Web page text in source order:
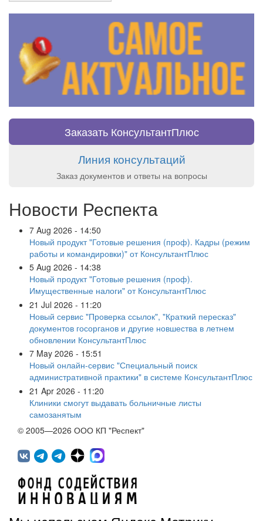
Заказать КонсультантПлюс
Линия консультаций
Заказ документов и ответы на вопросы
Новости Респекта
7 Aug 2026 - 14:50
Новый продукт "Готовые решения (проф). Кадры (режим
работы и командировки)" от КонсультантПлюс
5 Aug 2026 - 14:38
Новый продукт "Готовые решения (проф).
Имущественные налоги" от КонсультантПлюс
21 Jul 2026 - 11:20
Новый сервис "Проверка ссылок", "Краткий пересказ"
документов госорганов и другие новшества в летнем
обновлении КонсультантПлюс
7 May 2026 - 15:51
Новый онлайн-сервис "Специальный поиск
административной практики" в системе КонсультантПлюс
21 Apr 2026 - 11:20
Клиники смогут выдавать больничные листы
самозанятым
© 2005—2026 ООО КП "Респект"